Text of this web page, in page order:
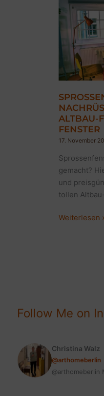
ALTBAU-
FENSTER
17. November
gemacht?
und
tollen
Fenster
Weiterlesen
Follow Me on
Christina Walz
@arthomeberlin
@arthomeberlin